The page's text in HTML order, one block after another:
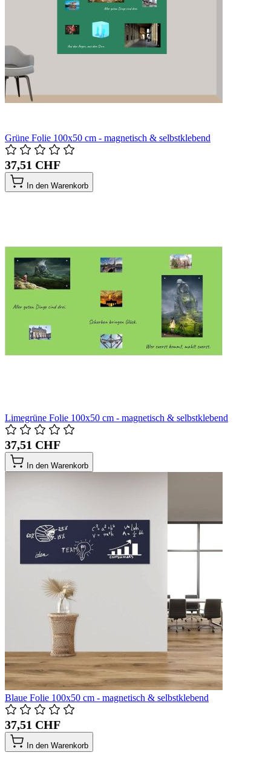
Grüne Folie 100x50 cm - magnetisch & selbstklebend
37,51 CHF
In den Warenkorb
Limegrüne Folie 100x50 cm - magnetisch & selbstklebend
37,51 CHF
In den Warenkorb
Blaue Folie 100x50 cm - magnetisch & selbstklebend
37,51 CHF
In den Warenkorb